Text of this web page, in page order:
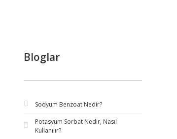
Bloglar
Sodyum Benzoat Nedir?
Potasyum Sorbat Nedir, Nasıl
Kullanılır?